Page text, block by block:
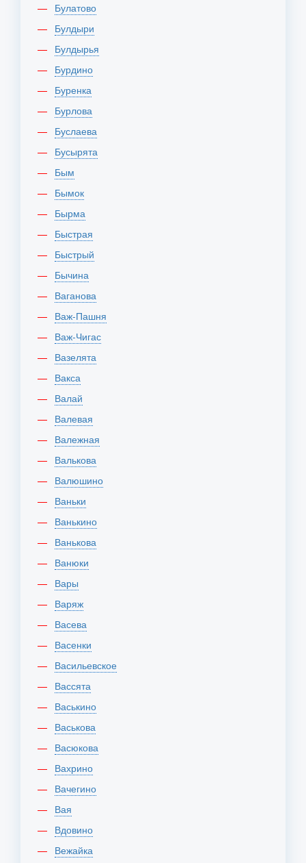
Булатово
Булдыри
Булдырья
Бурдино
Буренка
Бурлова
Буслаева
Бусырята
Бым
Бымок
Бырма
Быстрая
Быстрый
Бычина
Ваганова
Важ-Пашня
Важ-Чигас
Вазелята
Вакса
Валай
Валевая
Валежная
Валькова
Валюшино
Ваньки
Ванькино
Ванькова
Ванюки
Вары
Варяж
Васева
Васенки
Васильевское
Вассята
Васькино
Васькова
Васюкова
Вахрино
Вачегино
Вая
Вдовино
Вежайка